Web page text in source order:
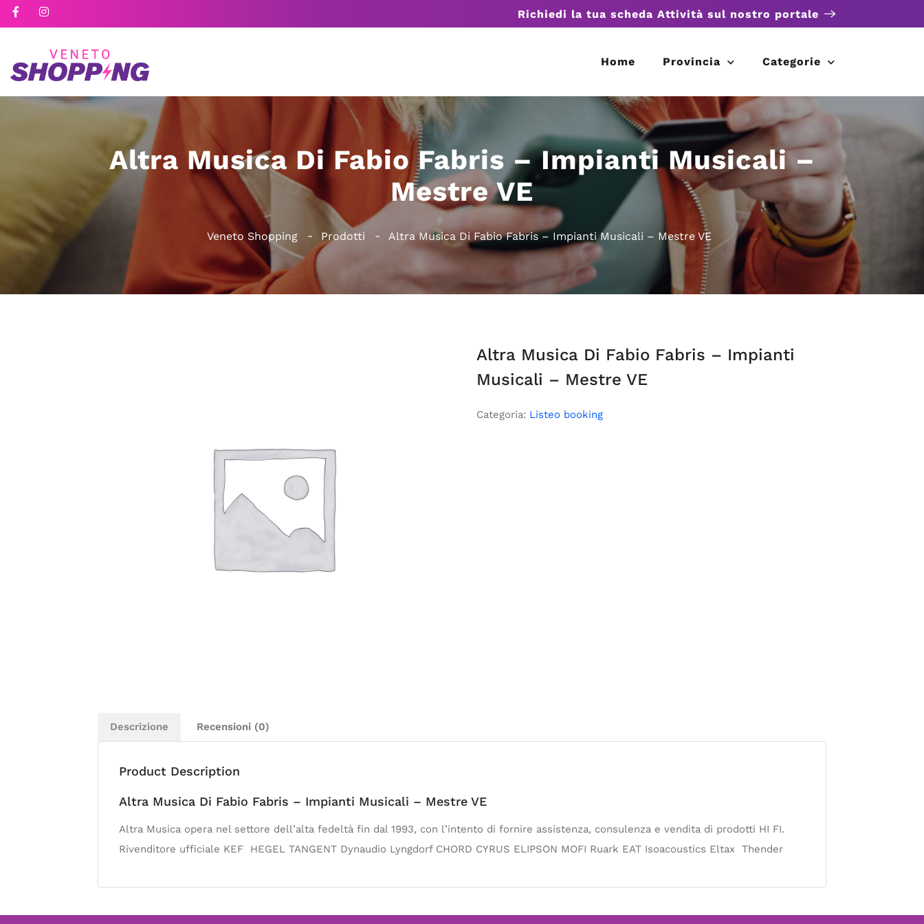
Richiedi la tua scheda Attività sul nostro portale
Home Provincia Categorie
Altra Musica Di Fabio Fabris – Impianti Musicali –
Mestre VE
Veneto Shopping Prodotti Altra Musica Di Fabio Fabris – Impianti Musicali – Mestre VE
Altra Musica Di Fabio Fabris – Impianti
Musicali – Mestre VE
Categoria: Listeo booking
Descrizione Recensioni (0)
Product Description
Altra Musica Di Fabio Fabris – Impianti Musicali – Mestre VE
Altra Musica opera nel settore dell’alta fedeltà fin dal 1993, con l’intento di fornire assistenza, consulenza e vendita di prodotti HI FI.
Rivenditore ufficiale KEF HEGEL TANGENT Dynaudio Lyngdorf CHORD CYRUS ELIPSON MOFI Ruark EAT Isoacoustics Eltax Thender